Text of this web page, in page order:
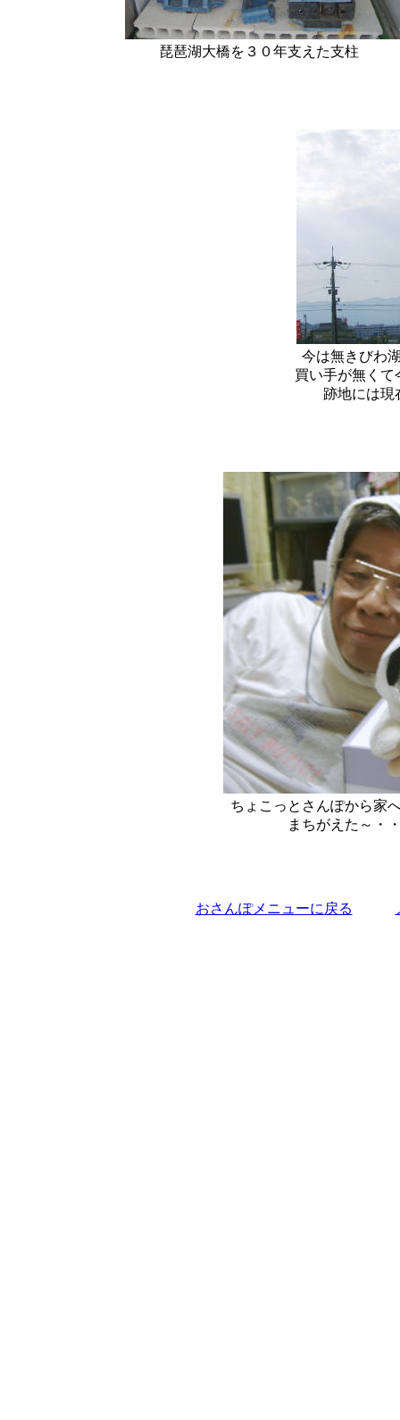
琵琶湖大橋を３０年支えた支柱
今は無きびわ
買い手が無くて
跡地には現
ちょこっとさんぽから家
まちがえた～・
おさんぽメニューに戻る